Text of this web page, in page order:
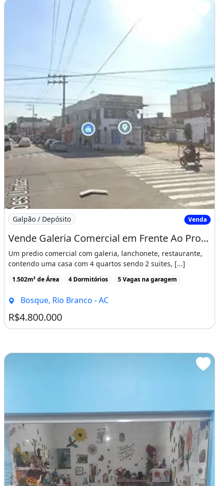
Imagem: Vende Galeria Comercial em Frente Ao Pronto-
Galpão / Depósito Venda
Vende Galeria Comercial em Frente Ao Pronto-Socorro
Um predio comercial com galeria, lanchonete, restaurante,
contendo uma casa com 4 quartos sendo 2 suites, [...]
1.502m² de Área 4 Dormitórios 5 Vagas na garagem
Bosque, Rio Branco - AC
R$4.800.000